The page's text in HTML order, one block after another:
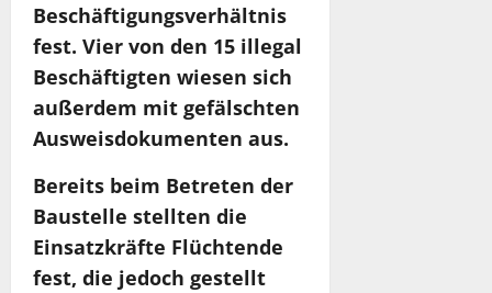
Beschäftigungsverhältnis
fest. Vier von den 15 illegal
Beschäftigten wiesen sich
außerdem mit gefälschten
Ausweisdokumenten aus.
Bereits beim Betreten der
Baustelle stellten die
Einsatzkräfte Flüchtende
fest, die jedoch gestellt